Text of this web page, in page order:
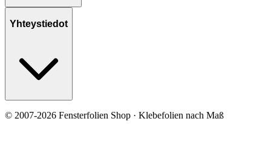
Yhteystiedot
© 2007-2026 Fensterfolien Shop · Klebefolien nach Maß